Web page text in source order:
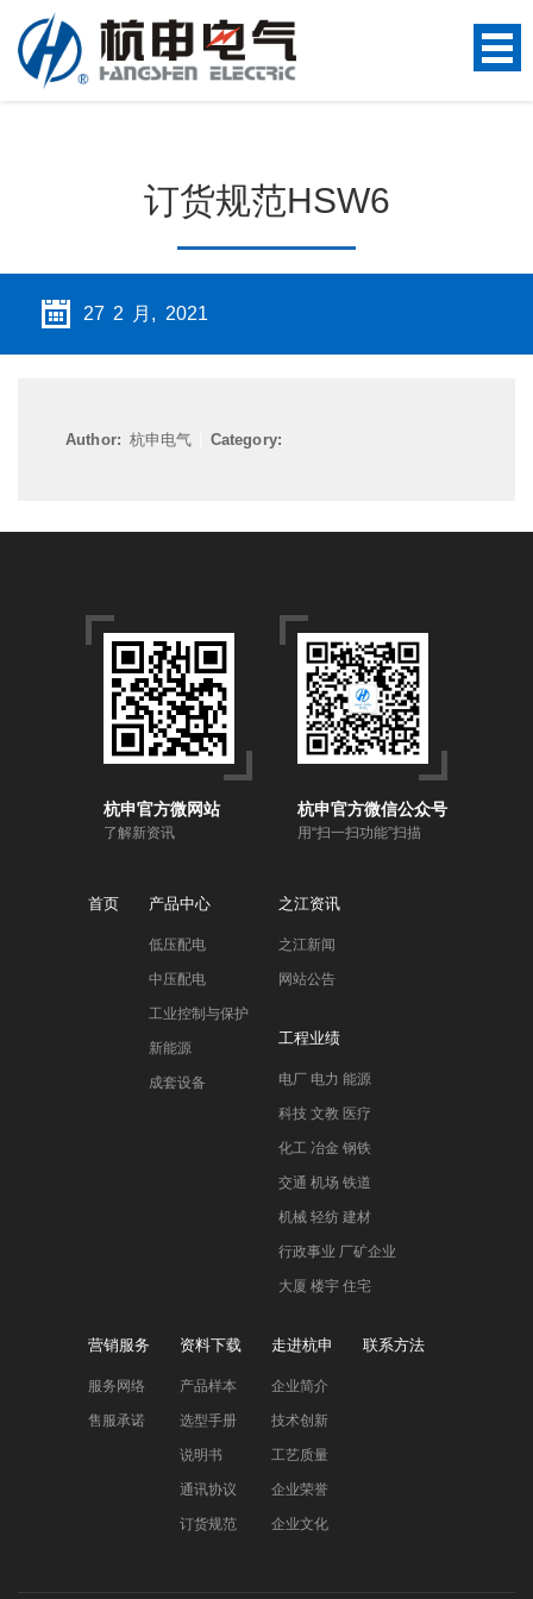
订货规范HSW6
27 2 月, 2021
Author: 杭申电气| Category:
杭申官方微网站
了解新资讯
杭申官方微信公众号
用“扫一扫功能”扫描
首页 产品中心
低压配电
中压配电
工业控制与保护
新能源
成套设备
之江资讯
之江新闻
网站公告
工程业绩
电厂 电力 能源
科技 文教 医疗
化工 冶金 钢铁
交通 机场 铁道
机械 轻纺 建材
行政事业 厂矿企业
大厦 楼宇 住宅
营销服务
服务网络
售服承诺
资料下载
产品样本
选型手册
说明书
通讯协议
订货规范
走进杭申
企业简介
技术创新
工艺质量
企业荣誉
企业文化
联系方法